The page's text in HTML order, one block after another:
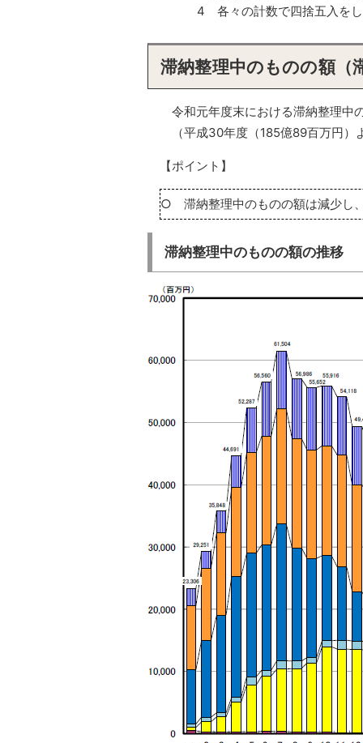
4 各々の計数で四捨五入を
滞納整理中のものの額（
令和元年度末における滞納整理中
（平成30年度（185億89百万円）
【ポイント】
○ 滞納整理中のものの額は減少し
滞納整理中のものの額の推移